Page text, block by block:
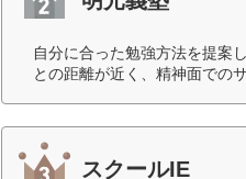
自分に合った勉強方法を提案
との距離が近く、精神面での
スクールIE